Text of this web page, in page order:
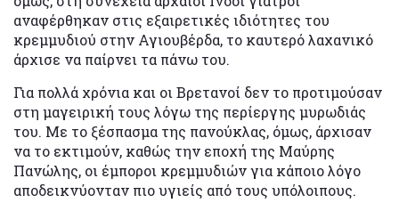
αναφέρθηκαν στις εξαιρετικές ιδιότητες του
κρεμμυδιού στην Αγιουβέρδα, το καυτερό λαχανικό
άρχισε να παίρνει τα πάνω του.
Για πολλά χρόνια και οι Βρετανοί δεν το προτιμούσαν
στη μαγειρική τους λόγω της περίεργης μυρωδιάς
του. Με το ξέσπασμα της πανούκλας, όμως, άρχισαν
να το εκτιμούν, καθώς την εποχή της Μαύρης
Πανώλης, οι έμποροι κρεμμυδιών για κάποιο λόγο
αποδεικνύονταν πιο υγιείς από τους υπόλοιπους.